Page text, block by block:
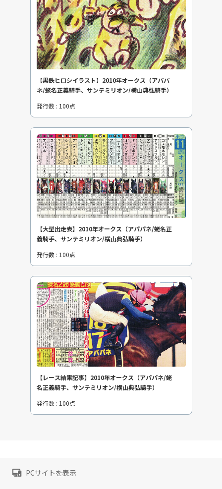
【黒鉄ヒロシイラスト】2010年オークス（アパパ
ネ/蛯名正義騎手、サンテミリオン/横山典弘騎手）
発行数 : 100点
【大型出走表】2010年オークス（アパパネ/蛯名正
義騎手、サンテミリオン/横山典弘騎手）
発行数 : 100点
【レース結果記事】2010年オークス（アパパネ/蛯
名正義騎手、サンテミリオン/横山典弘騎手）
発行数 : 100点
PCサイトを表示